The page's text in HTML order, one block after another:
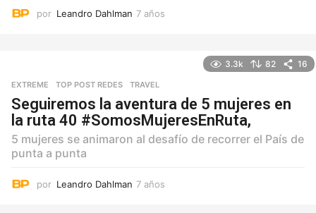
por Leandro Dahlman 7 años
3.3k 82 16
EXTREME ,TOP POST REDES ,TRAVEL
Seguiremos la aventura de 5 mujeres en
la ruta 40 #SomosMujeresEnRuta,
5 mujeres se animaron al desafío de recorrer el País de
punta a punta
por Leandro Dahlman 7 años